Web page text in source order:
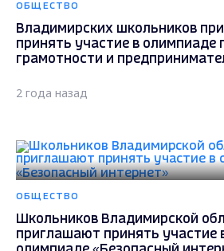
ОБЩЕСТВО
Владимирских школьников
принять участие в олимпиаде
грамотности и
2 года назад
ОБЩЕСТВО
Школьников Владимирской
приглашают принять участие